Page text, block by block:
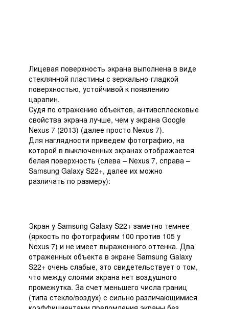
Лицевая поверхность экрана выполнена в виде
стеклянной пластины с зеркально-гладкой
поверхностью, устойчивой к появлению
царапин.
Судя по отражению объектов, антивсплесковые
свойства экрана лучше, чем у экрана Google
Nexus 7 (2013) (далее просто Nexus 7).
Для наглядности приведем фотографию, на
которой в выключенных экранах отображается
белая поверхность (слева – Nexus 7, справа –
Samsung Galaxy S22+, далее их можно
различать по размеру):
Экран у Samsung Galaxy S22+ заметно темнее
(яркость по фотографиям 100 против 105 у
Nexus 7) и не имеет выраженного оттенка. Два
отраженных объекта в экране Samsung Galaxy
S22+ очень слабые, это свидетельствует о том,
что между слоями экрана нет воздушного
промежутка. За счет меньшего числа границ
(типа стекло/воздух) с сильно различающимися